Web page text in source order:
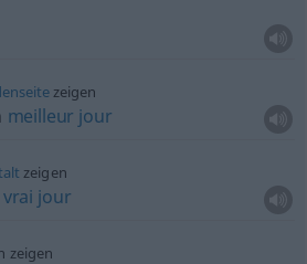
zeigen
meilleur jour
zeigen
vrai jour
zeigen